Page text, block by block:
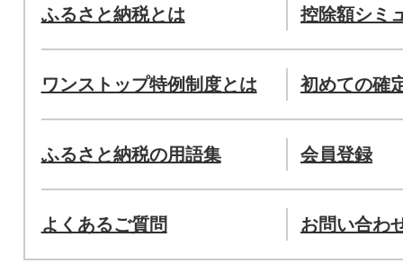
ふるさと納税とは 控除額シミ
ワンストップ特例制度とは 初めての確
ふるさと納税の用語集 会員登録
よくあるご質問 お問い合わ